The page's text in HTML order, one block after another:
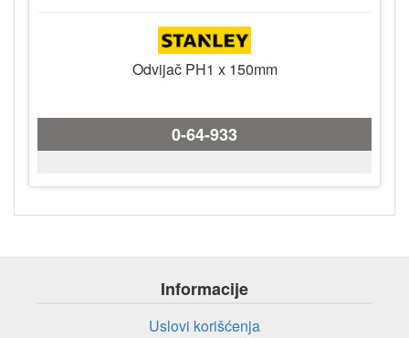
Odvijač PH1 x 150mm
0-64-933
Informacije
Uslovi korišćenja